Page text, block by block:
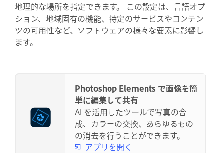
地理的な場所を指定できます。 この設定は、言語オプ
ション、地域固有の機能、特定のサービスやコンテン
ツの可用性など、ソフトウェアの様々な要素に影響し
ます。
Photoshop Elements で画像を簡
単に編集して共有
AI を活用したツールで写真の合
成、カラーの交換、あらゆるもの
の消去を行うことができます。
アプリを開く